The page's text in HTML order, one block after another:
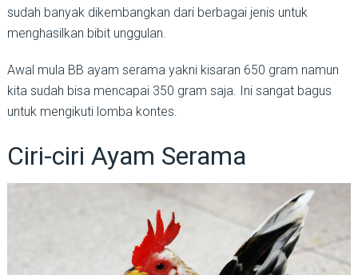
sudah banyak dikembangkan dari berbagai jenis untuk
menghasilkan bibit unggulan.
Awal mula BB ayam serama yakni kisaran 650 gram namun
kita sudah bisa mencapai 350 gram saja. Ini sangat bagus
untuk mengikuti lomba kontes.
Ciri-ciri Ayam Serama